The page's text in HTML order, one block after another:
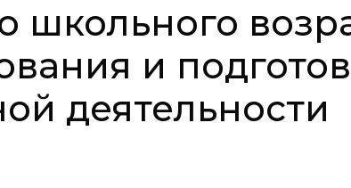
школьного
и
деятельности